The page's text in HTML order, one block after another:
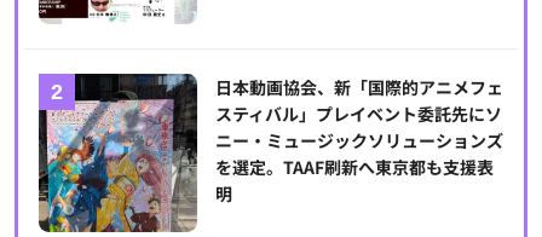
日本動画協会、新「国際的アニメフェ
スティバル」プレイベント委託先にソ
ニー・ミュージックソリューションズ
を選定。TAAF刷新へ東京都も支援表
明